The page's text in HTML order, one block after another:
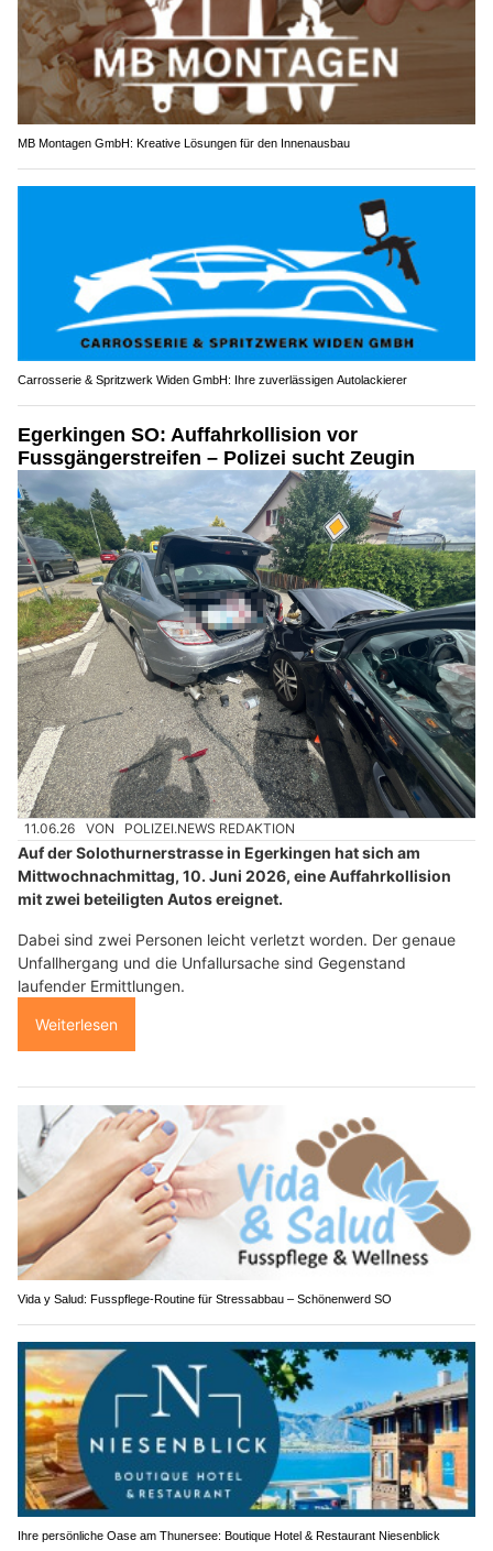
MB Montagen GmbH: Kreative Lösungen für den Innenausbau
Carrosserie & Spritzwerk Widen GmbH: Ihre zuverlässigen Autolackierer
Egerkingen SO: Auffahrkollision vor
Fussgängerstreifen – Polizei sucht Zeugin
11.06.26 VON POLIZEI.NEWS REDAKTION
Auf der Solothurnerstrasse in Egerkingen hat sich am
Mittwochnachmittag, 10. Juni 2026, eine Auffahrkollision
mit zwei beteiligten Autos ereignet.
Dabei sind zwei Personen leicht verletzt worden. Der genaue
Unfallhergang und die Unfallursache sind Gegenstand
laufender Ermittlungen.
Weiterlesen
Vida y Salud: Fusspflege-Routine für Stressabbau – Schönenwerd SO
Ihre persönliche Oase am Thunersee: Boutique Hotel & Restaurant Niesenblick